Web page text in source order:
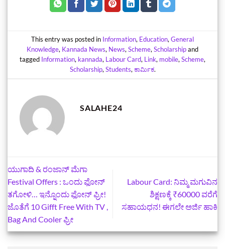
This entry was posted in Information, Education, General
Knowledge, Kannada News, News, Scheme, Scholarshipand
tagged Information, kannada, Labour Card, Link, mobile, Scheme,
Scholarship, Students, ಕಾರ್ಮಿಕ.
SALAHE24
ಯುಗಾದಿ & ರಂಜಾನ್ ಮೆಗಾ
Festival Offers : ಒಂದು ಫೋನ್
ತಗೋಳಿ… ಇನ್ನೊಂದು ಫೋನ್ ಫ್ರೀ!
ಜೊತೆಗೆ 10 Gifft Free With TV ,
Bag And Cooler ಫ್ರೀ
Labour Card: ನಿಮ್ಮ ಮಗುವಿನ
ಶಿಕ್ಷಣಕ್ಕೆ ₹60000 ವರೆಗೆ
ಸಹಾಯಧನ! ಈಗಲೇ ಅರ್ಜಿ ಹಾಕಿ